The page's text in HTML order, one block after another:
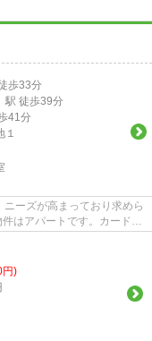
歩33分
駅 徒歩39分
41分
１
ーズが高まっており求めら
はアパートです。カード決
円)